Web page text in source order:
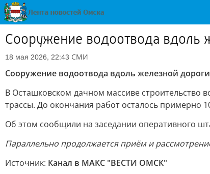
Сооружение водоотвода вдоль
18 мая 2026, 22:43 СМИ
Сооружение водоотвода вдоль железной
В Осташковском дачном массиве строительство
трассы. До окончания работ осталось примерно
Об этом сообщили на заседании оперативного
Параллельно продолжается приём и
Источник: Канал в МАКС "ВЕСТИ ОМСК"